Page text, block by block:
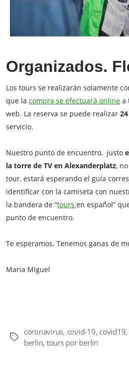
Organizados.
Los tours se realizarán solamente
que la compra se efectuará online a
web. La reserva se puede realizar
servicio.
Nuestro punto de encuentro, justo
la torre de TV en Alexanderplatz,
tour, estará esperando el guía
identificar con la camiseta con
la bandera de “tours en español”
punto de encuentro.
Te esperamos. Tenemos ganas de
Maria Miguel
Etiquetas
coronavirus, covid-19, covid19,
berlin, tours por berlín